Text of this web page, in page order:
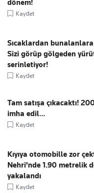
dönem!
Kaydet
Sıcaklardan
Sizi görüp gölgeden
serinletiyor!
Kaydet
Tam satışa çıkacaktı!
imha edil...
Kaydet
Kıyıya otomobille zor
Nehri'nde 1.90 metrelik
yakalandı
Kaydet